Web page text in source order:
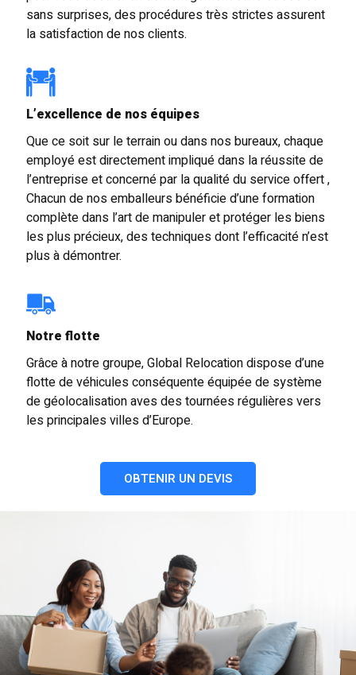
sans surprises, des procédures très strictes assurent
la satisfaction de nos clients.
L’excellence de nos équipes
Que ce soit sur le terrain ou dans nos bureaux, chaque
employé est directement impliqué dans la réussite de
l’entreprise et concerné par la qualité du service offert ,
Chacun de nos emballeurs bénéficie d’une formation
complète dans l’art de manipuler et protéger les biens
les plus précieux, des techniques dont l’efficacité n’est
plus à démontrer.
Notre flotte
Grâce à notre groupe, Global Relocation dispose d’une
flotte de véhicules conséquente équipée de système
de géolocalisation aves des tournées régulières vers
les principales villes d’Europe.
OBTENIR UN DEVIS